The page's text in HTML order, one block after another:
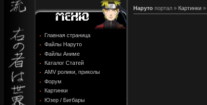
Главная страница
Файлы Наруто
Файлы Аниме
Каталог Статей
AMV ролики, приколы
Форум
Картинки
Юзер / Бигбары
Наруто портал » Картинки »